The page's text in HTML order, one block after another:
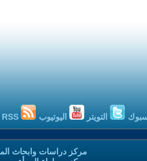
التويتر اليوتيوب
مركز دراسات وابحاث